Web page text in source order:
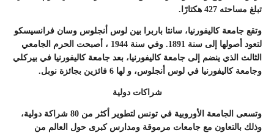
تبلغ مساحته 427 هكتارًا.
وتقع جامعة كاليفورنيا، سانتا باربرا بين لوس أنجلوس وسان فرانسيسكو
لتعود أصولها إلى سنة 1891. وفي سنة 1944 ، أصبحت الحرم الجامعي
الثالث الذي ينضم إلى جامعة كاليفورنيا، بعد جامعة كاليفورنيا في بيركلي
وجامعة كاليفورنيا في لوس أنجلوس، و لها 6 فائزين بجائزة نوبل.
شراكات دولية
وتسعى الجامعة الأوروبية في تونس لتطوير أكثر من 80 شراكة دولية،
وذلك بالتعاون مع جامعات مرموقة ومدارس كبرى حول العالم من